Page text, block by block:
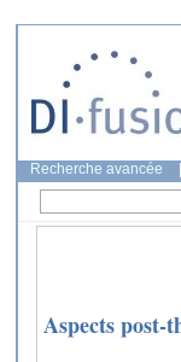
Recherche avancée
Aspects post-